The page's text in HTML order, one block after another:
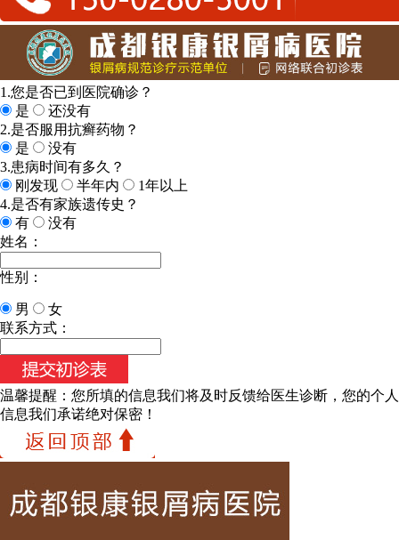
1.您是否已到医院确诊？
是
还没有
2.是否服用抗癣药物？
是
没有
3.患病时间有多久？
刚发现
半年内
1年以上
4.是否有家族遗传史？
有
没有
姓名：
性别：
男
女
联系方式：
温馨提醒： 您所填的信息我们将及时反馈给医生诊断，您的个人
信息我们承诺绝对保密！